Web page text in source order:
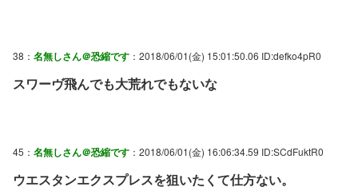
38： 名無しさん＠恐縮です ：2018/06/01(金) 15:01:50.06 ID:defko4pR0
スワーヴ飛んでも大荒れでもないな
45： 名無しさん＠恐縮です ：2018/06/01(金) 16:06:34.59 ID:SCdFuktR0
ウエスタンエクスプレスを狙いたくて仕方ない。